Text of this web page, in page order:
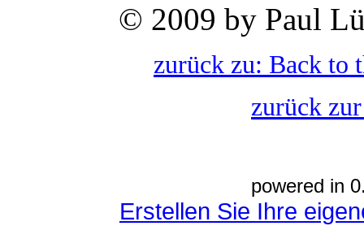
© 2009 by Paul
zurück zu: Back to
zurück
powered in
Erstellen Sie Ihre